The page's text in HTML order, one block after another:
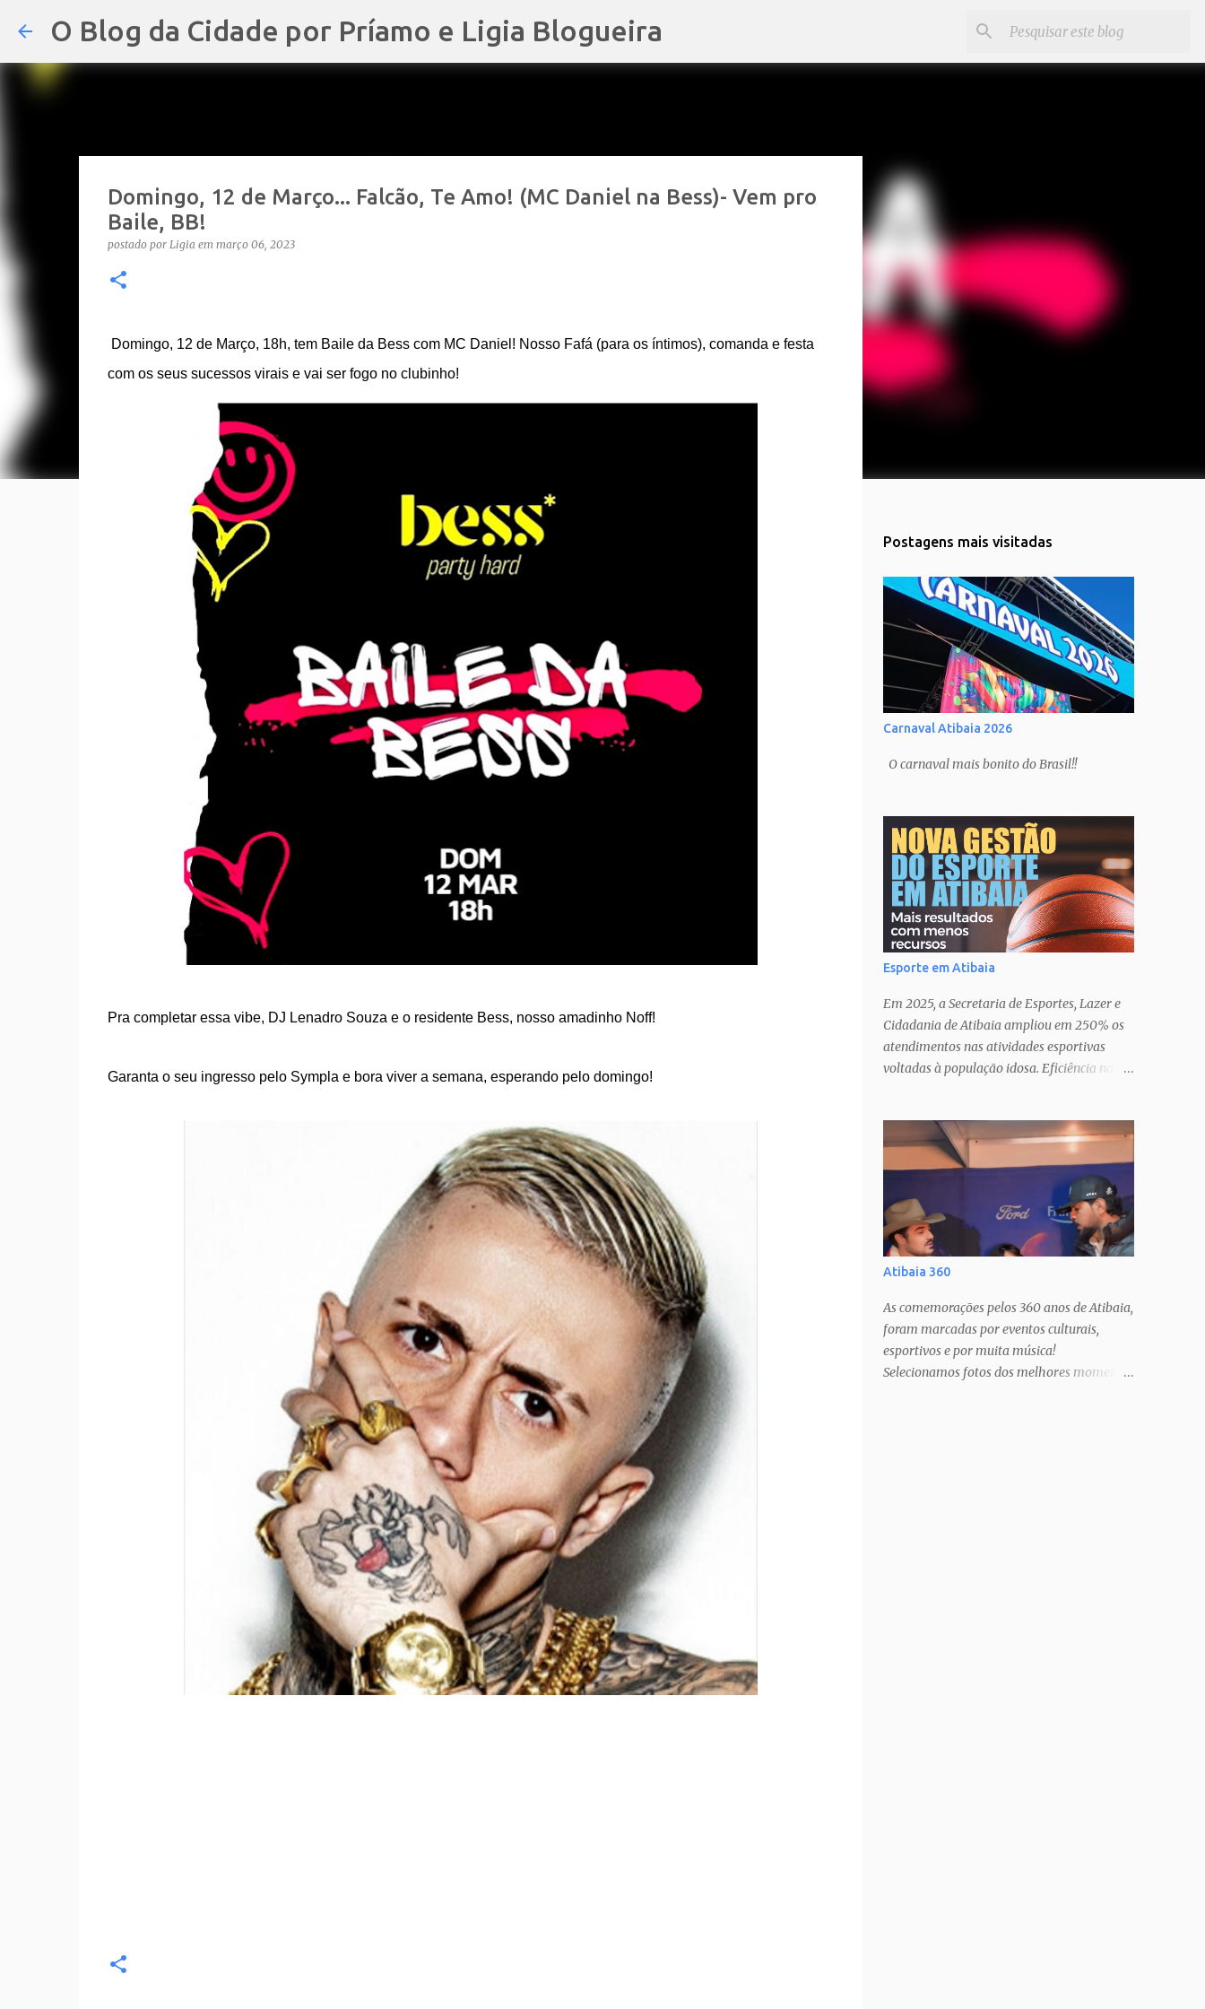
Pular para o conteúdo principal
O Blog da Cidade por Príamo e Ligia Blogueira
Domingo, 12 de Março... Falcão, Te Amo! (MC Daniel na Bess)- Vem pro
Baile, BB!
postado por Ligia em março 06, 2023
Domingo, 12 de Março, 18h, tem Baile da Bess com MC Daniel! Nosso Fafá (para os íntimos), comanda e festa
com os seus sucessos virais e vai ser fogo no clubinho!
Pra completar essa vibe, DJ Lenadro Souza e o residente Bess, nosso amadinho Noff!
Garanta o seu ingresso pelo Sympla e bora viver a semana, esperando pelo domingo!
Postagens mais visitadas
Carnaval Atibaia 2026
O carnaval mais bonito do Brasil!!
Esporte em Atibaia
Em 2025, a Secretaria de Esportes, Lazer e
Cidadania de Atibaia ampliou em 250% os
atendimentos nas atividades esportivas
voltadas à população idosa. Eficiência na
resultados. Uma atuação que fortalece o
esporte como política pública de inclusão,
saúde e cidadania em Atibaia.
Atibaia 360
As comemorações pelos 360 anos de Atibaia,
foram marcadas por eventos culturais,
esportivos e por muita música!
Selecionamos fotos dos melhores momentos